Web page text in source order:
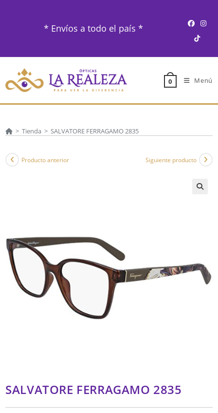
* Envíos a todo el país *
0 Menú
> Tienda > SALVATORE FERRAGAMO 2835
Producto anterior Siguiente producto
SALVATORE FERRAGAMO 2835